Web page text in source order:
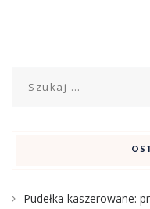
Pudełka kaszerowane: